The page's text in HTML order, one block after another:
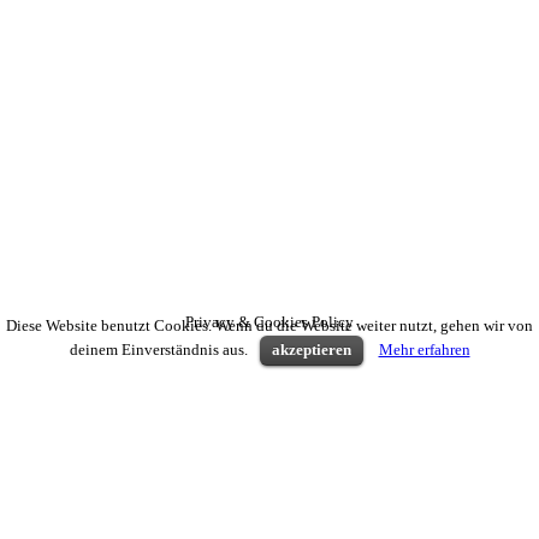
Diese Website benutzt Cookies. Wenn du die Website weiter nutzt, gehen wir von
deinem Einverständnis aus.
akzeptieren Mehr erfahren
Privacy & Cookies Policy